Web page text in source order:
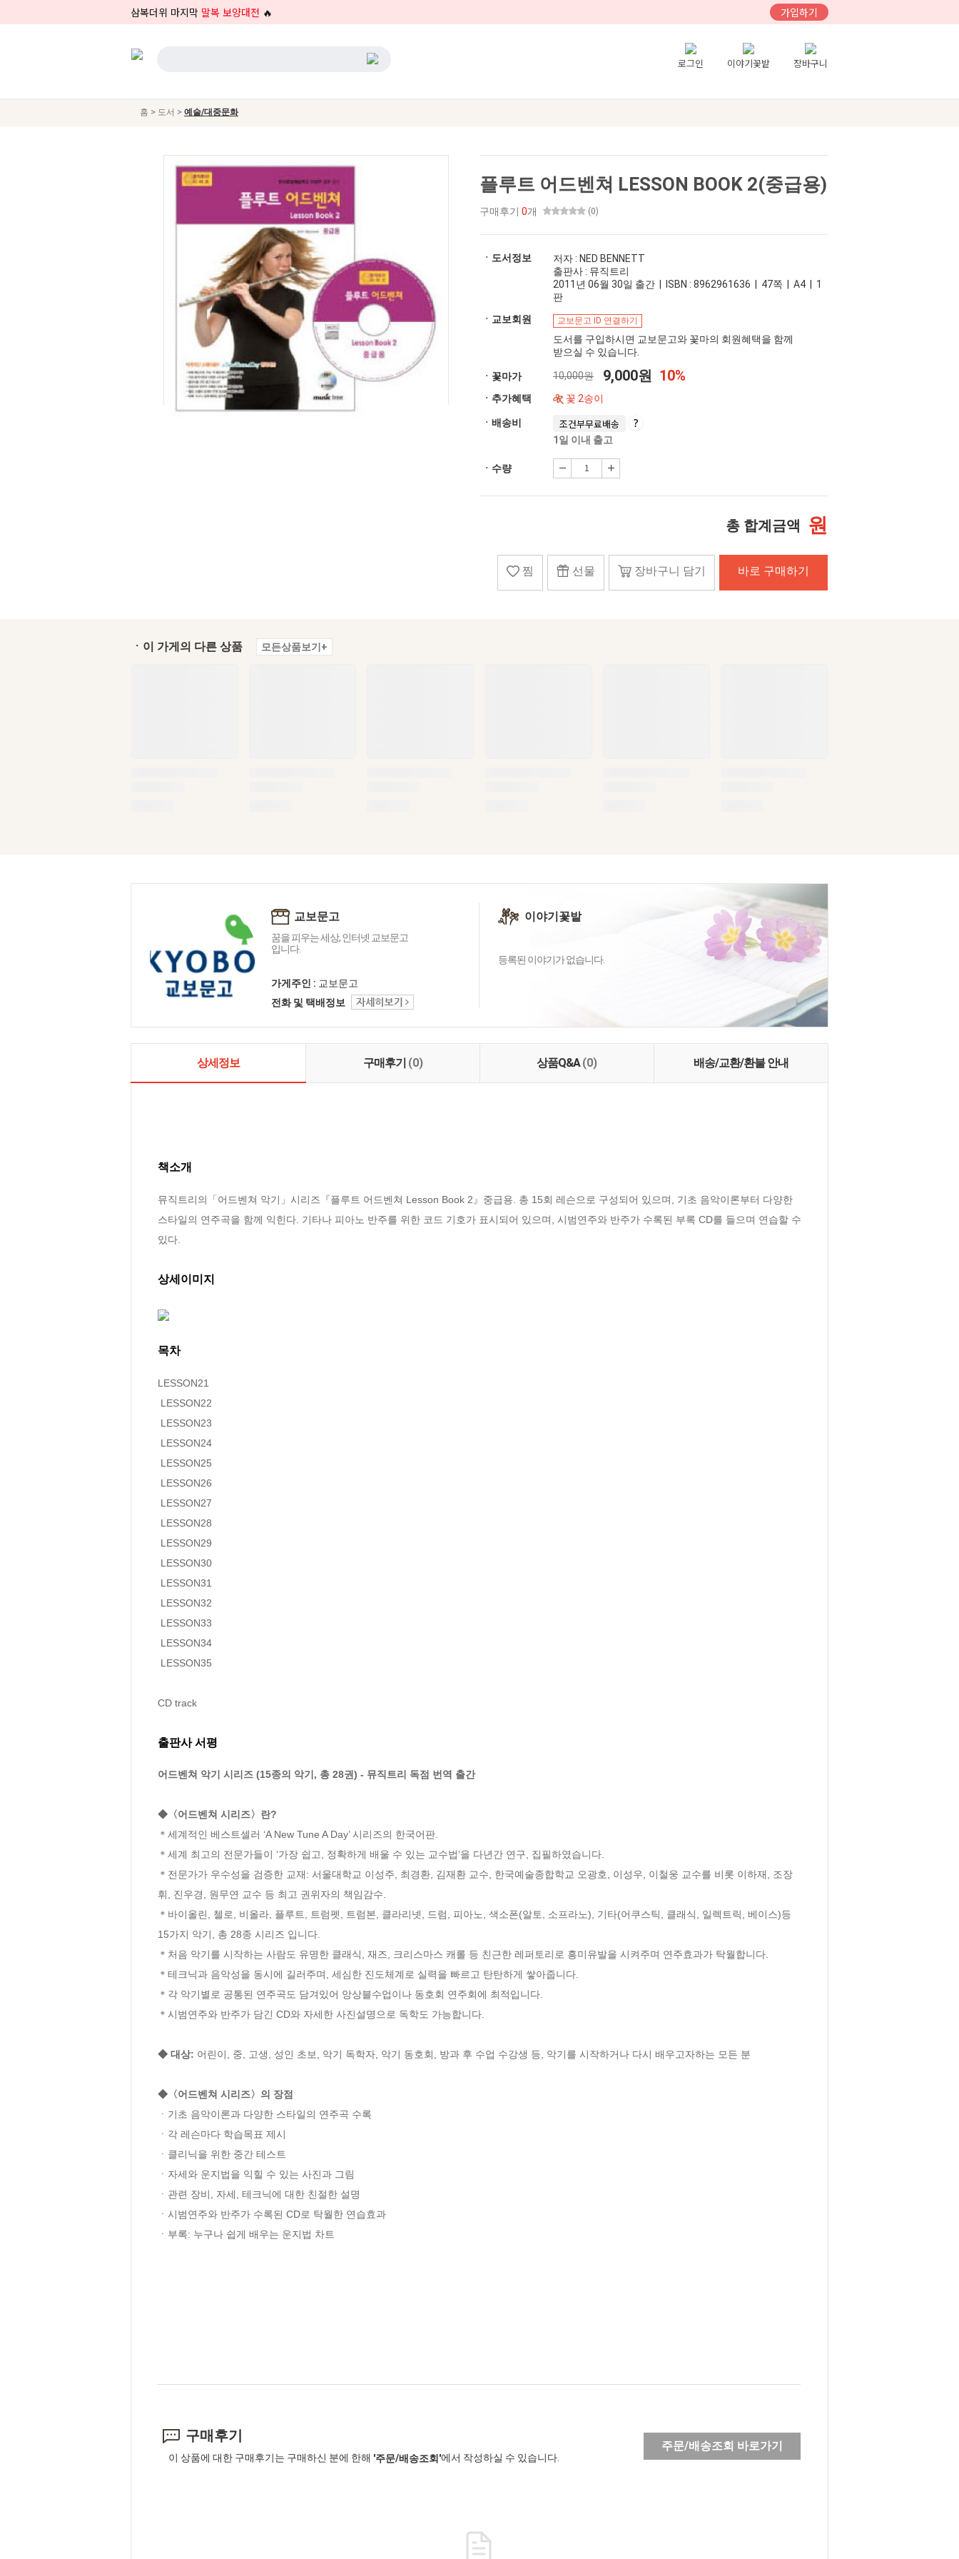
삼복더위 마지막 말복 보양대전 🔥 가입하기
로그인 이야기꽃밭 장바구니
홈 > 도서 > 예술/대중문화
플루트 어드벤쳐 LESSON BOOK 2(중급용)
구매후기 0개 (0)
ㆍ도서정보
저자 : NED BENNETT
출판사 : 뮤직트리
2011년 06월 30일 출간 | ISBN : 8962961636 | 47쪽 | A4 | 1
판
ㆍ교보회원
교보문고 ID 연결하기
도서를 구입하시면 교보문고와 꽃마의 회원혜택을 함께
받으실 수 있습니다.
ㆍ꽃마가 10,000원 9,000원 10%
ㆍ추가혜택 꽃 2송이
ㆍ배송비 조건부무료배송
1일 이내 출고
ㆍ수량
총 합계금액 원
찜 선물 장바구니 담기 바로 구매하기
ㆍ이 가게의 다른 상품 모든상품보기+
교보문고
꿈을 피우는 세상, 인터넷 교보문고
입니다.
가게주인 : 교보문고
전화 및 택배정보
이야기꽃밭
등록된 이야기가 없습니다.
상세정보 구매후기 (0) 상품Q&A(0) 배송/교환/환불 안내
책소개
뮤직트리의「어드벤쳐 악기」시리즈『플루트 어드벤쳐 Lesson Book 2』중급용. 총 15회 레슨으로 구성되어 있으며, 기초 음악이론부터 다양한
스타일의 연주곡을 함께 익힌다. 기타나 피아노 반주를 위한 코드 기호가 표시되어 있으며, 시범연주와 반주가 수록된 부록 CD를 들으며 연습할 수
있다.
상세이미지
목차
LESSON21
CD track
출판사 서평
어드벤쳐 악기 시리즈 (15종의 악기, 총 28권) - 뮤직트리 독점 번역 출간
◆〈어드벤쳐 시리즈〉란?
＊세계적인 베스트셀러 ‘A New Tune A Day’ 시리즈의 한국어판.
＊세계 최고의 전문가들이 ‘가장 쉽고, 정확하게 배울 수 있는 교수법’을 다년간 연구, 집필하였습니다.
＊전문가가 우수성을 검증한 교재: 서울대학교 이성주, 최경환, 김재환 교수, 한국예술종합학교 오광호, 이성우, 이철웅 교수를 비롯 이하재, 조장
휘, 진우경, 원무연 교수 등 최고 권위자의 책임감수.
＊바이올린, 첼로, 비올라, 플루트, 트럼펫, 트럼본, 클라리넷, 드럼, 피아노, 색소폰(알토, 소프라노), 기타(어쿠스틱, 클래식, 일렉트릭, 베이스)등
15가지 악기, 총 28종 시리즈 입니다.
＊처음 악기를 시작하는 사람도 유명한 클래식, 재즈, 크리스마스 캐롤 등 친근한 레퍼토리로 흥미유발을 시켜주며 연주효과가 탁월합니다.
＊테크닉과 음악성을 동시에 길러주며, 세심한 진도체계로 실력을 빠르고 탄탄하게 쌓아줍니다.
＊각 악기별로 공통된 연주곡도 담겨있어 앙상블수업이나 동호회 연주회에 최적입니다.
＊시범연주와 반주가 담긴 CD와 자세한 사진설명으로 독학도 가능합니다.
◆ 대상: 어린이, 중, 고생, 성인 초보, 악기 독학자, 악기 동호회, 방과 후 수업 수강생 등, 악기를 시작하거나 다시 배우고자하는 모든 분
◆〈어드벤쳐 시리즈〉의 장점
ㆍ기초 음악이론과 다양한 스타일의 연주곡 수록
ㆍ각 레슨마다 학습목표 제시
ㆍ클리닉을 위한 중간 테스트
ㆍ자세와 운지법을 익힐 수 있는 사진과 그림
ㆍ관련 장비, 자세, 테크닉에 대한 친절한 설명
ㆍ시범연주와 반주가 수록된 CD로 탁월한 연습효과
ㆍ부록: 누구나 쉽게 배우는 운지법 차트
구매후기
이 상품에 대한 구매후기는 구매하신 분에 한해 '주문/배송조회'에서 작성하실 수 있습니다.
주문/배송조회 바로가기